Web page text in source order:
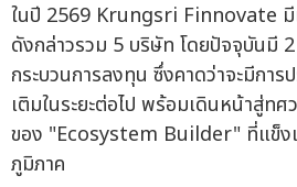
ในปี 2569 Krungsri Finnovate
ดังกล่าวรวม 5 บริษัท โดยปัจจุบันมี
กระบวนการลงทุน ซึ่งคาดว่าจะมีการ
เติมในระยะต่อไป พร้อมเดินหน้าสู่ท
ของ "Ecosystem Builder" ที่แข็ง
ภูมิภาค